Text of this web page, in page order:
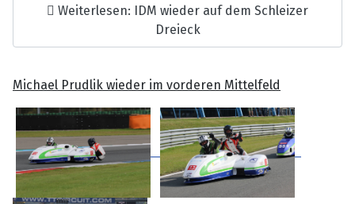
Weiterlesen: IDM wieder auf dem Schleizer
Dreieck
Michael Prudlik wieder im vorderen Mittelfeld